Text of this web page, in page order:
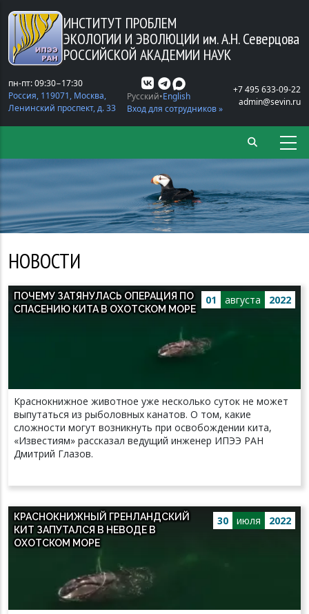
Перейти к основному содержанию
ИНСТИТУТ ПРОБЛЕМ
ЭКОЛОГИИ И ЭВОЛЮЦИИ им. А.Н. Северцова
РОССИЙСКОЙ АКАДЕМИИ НАУК
пн-пт: 09:30−17:30
Россия, 119071, Москва,
Ленинский проспект, д. 33
Русский English
Вход для сотрудников »
+7 495 633-09-22
admin@sevin.ru
НОВОСТИ
01 августа 2022
ПОЧЕМУ ЗАТЯНУЛАСЬ ОПЕРАЦИЯ ПО
СПАСЕНИЮ КИТА В ОХОТСКОМ МОРЕ
Краснокнижное животное уже несколько суток не может
выпутаться из рыболовных канатов. О том, какие
сложности могут возникнуть при освобождении кита,
«Известиям» рассказал ведущий инженер ИПЭЭ РАН
Дмитрий Глазов.
30 июля 2022
КРАСНОКНИЖНЫЙ ГРЕНЛАНДСКИЙ
КИТ ЗАПУТАЛСЯ В НЕВОДЕ В
ОХОТСКОМ МОРЕ